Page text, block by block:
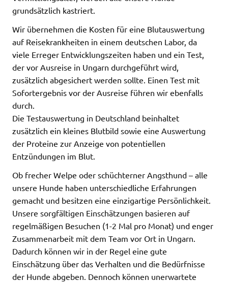
grundsätzlich kastriert.
Wir übernehmen die Kosten für eine Blutauswertung
auf Reisekrankheiten in einem deutschen Labor, da
viele Erreger Entwicklungszeiten haben und ein Test,
der vor Ausreise in Ungarn durchgeführt wird,
zusätzlich abgesichert werden sollte. Einen Test mit
Sofortergebnis vor der Ausreise führen wir ebenfalls
durch.
Die Testauswertung in Deutschland beinhaltet
zusätzlich ein kleines Blutbild sowie eine Auswertung
der Proteine zur Anzeige von potentiellen
Entzündungen im Blut.
Ob frecher Welpe oder schüchterner Angsthund – alle
unsere Hunde haben unterschiedliche Erfahrungen
gemacht und besitzen eine einzigartige Persönlichkeit.
Unsere sorgfältigen Einschätzungen basieren auf
regelmäßigen Besuchen (1-2 Mal pro Monat) und enger
Zusammenarbeit mit dem Team vor Ort in Ungarn.
Dadurch können wir in der Regel eine gute
Einschätzung über das Verhalten und die Bedürfnisse
der Hunde abgeben. Dennoch können unerwartete